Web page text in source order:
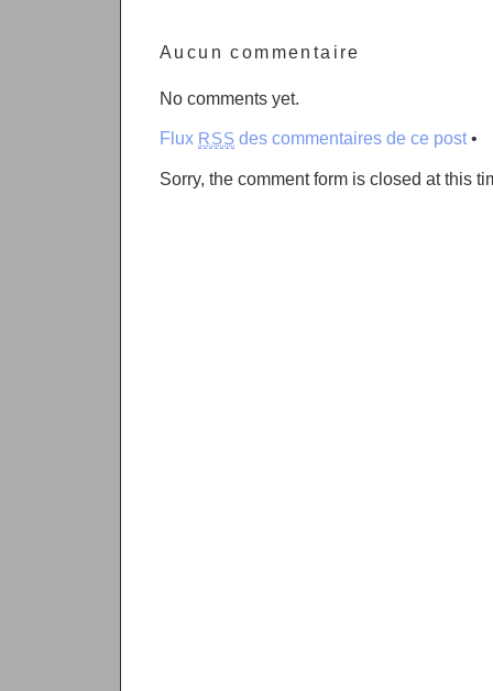
Aucun commentaire
No comments yet.
Flux RSS des commentaires de ce post•
Sorry, the comment form is closed at this